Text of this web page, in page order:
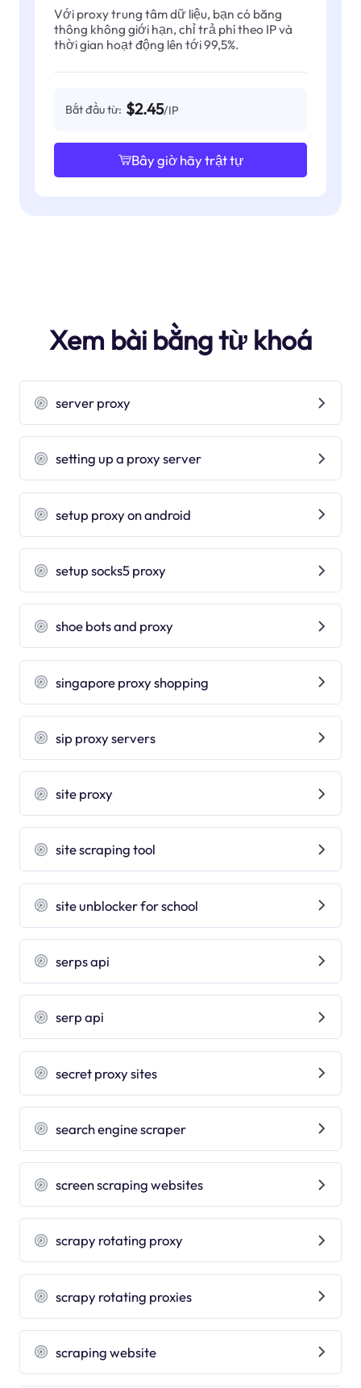
Với proxy trung tâm dữ liệu, bạn có băng
thông không giới hạn, chỉ trả phí theo IP và
thời gian hoạt động lên tới 99,5%.
Bắt đầu từ: $2.45/IP
Bây giờ hãy trật tự
Xem bài bằng từ khoá
server proxy
setting up a proxy server
setup proxy on android
setup socks5 proxy
shoe bots and proxy
singapore proxy shopping
sip proxy servers
site proxy
site scraping tool
site unblocker for school
serps api
serp api
secret proxy sites
search engine scraper
screen scraping websites
scrapy rotating proxy
scrapy rotating proxies
scraping website